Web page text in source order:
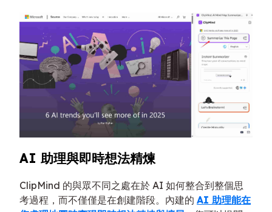
AI 助理與即時想法精煉
ClipMind 的與眾不同之處在於 AI 如何整合到整個思
考過程，而不僅僅是在創建階段。內建的 AI 助理能在